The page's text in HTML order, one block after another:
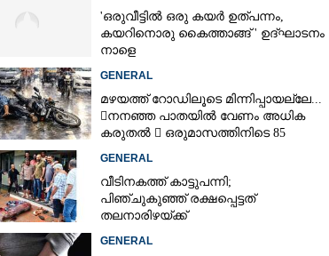
'ഒരുവീട്ടിൽ ഒരു കയർ ഉത്പന്നം,
കയറിനൊരു കൈത്താങ്ങ് ' ഉദ്ഘാടനം
നാളെ
GENERAL
മഴയത്ത് റോഡിലൂടെ മിന്നിപ്പായല്ലേ...
നനഞ്ഞ പാതയിൽ വേണം അധിക
കരുതൽ  ഒരുമാസത്തിനിടെ 85
GENERAL
വീടിനകത്ത് കാട്ടുപന്നി;
പിഞ്ചുകുഞ്ഞ് രക്ഷപ്പെട്ടത്
തലനാരിഴയ്ക്ക്
GENERAL